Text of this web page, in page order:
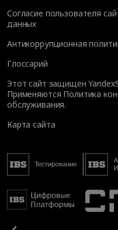
Согласие пользователя
данных
Антикоррупционная
Глоссарий
Этот сайт защищен
Применяются Политика
обслуживания.
Карта сайта